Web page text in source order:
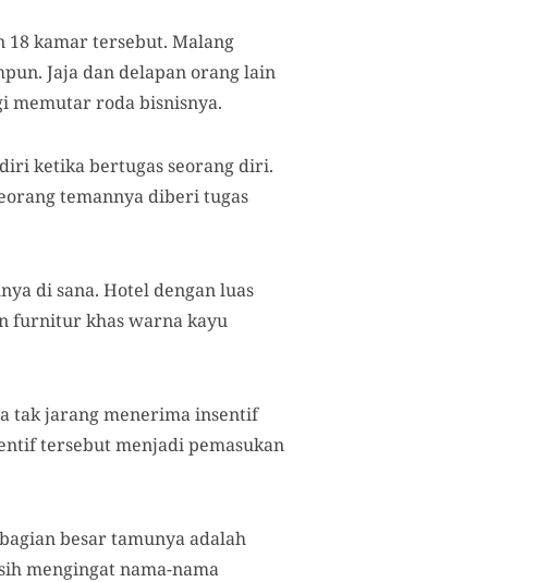
18 kamar tersebut. Malang
Jaja dan delapan orang lain
memutar roda bisnisnya.
ketika bertugas seorang diri.
temannya diberi tugas
di sana. Hotel dengan luas
furnitur khas warna kayu
tak jarang menerima insentif
tersebut menjadi pemasukan
besar tamunya adalah
mengingat nama-nama